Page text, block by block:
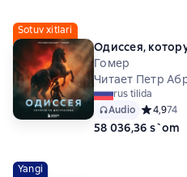
Sotuv xitlari
Одиссея,
Гомер
Читает Петр
rus tilida
Audio Средний
4,974
58 036,36 s`om
Yangi